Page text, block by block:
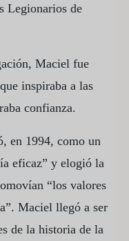
Legionarios de
Maciel fue
que inspiraba a las
confianza.
en 1994, como un
eficaz” y elogió la
“los valores
Maciel llegó a ser
de la historia de la